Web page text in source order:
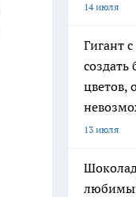
14 июля
Гигант
создать
цветов,
13 июля